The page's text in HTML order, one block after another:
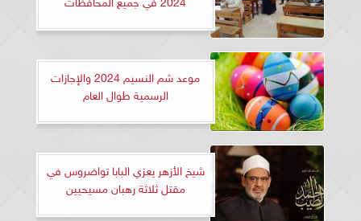
موعد شم النسيم 2024 والإجازات
الرسمية طوال العام
شيخ الأزهر يعزي البابا تواضروس في
مقتل ثلاثة رهبان مسيحيين